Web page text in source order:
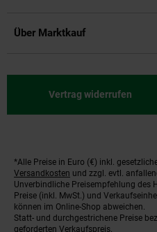
Über Marktkauf
Vertrag widerrufen
Fußnoten
*Alle Preise in Euro (€) inkl.
Versandkosten und zzgl. evtl.
Unverbindliche Preisempfehlung des
Preise (inkl. MwSt.) und
können im Online-Shop abweichen.
Statt- und durchgestrichene Preise
geforderten Verkaufspreis.